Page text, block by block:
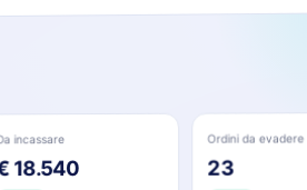
incassare
18.540
Ordini da evadere
23